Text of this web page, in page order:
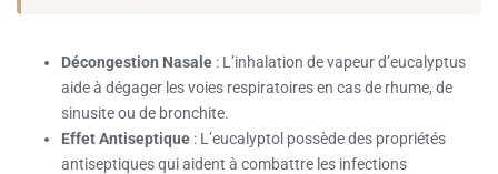
Décongestion Nasale : L’inhalation de vapeur d’eucalyptus
aide à dégager les voies respiratoires en cas de rhume, de
sinusite ou de bronchite.
Effet Antiseptique : L’eucalyptol possède des propriétés
antiseptiques qui aident à combattre les infections